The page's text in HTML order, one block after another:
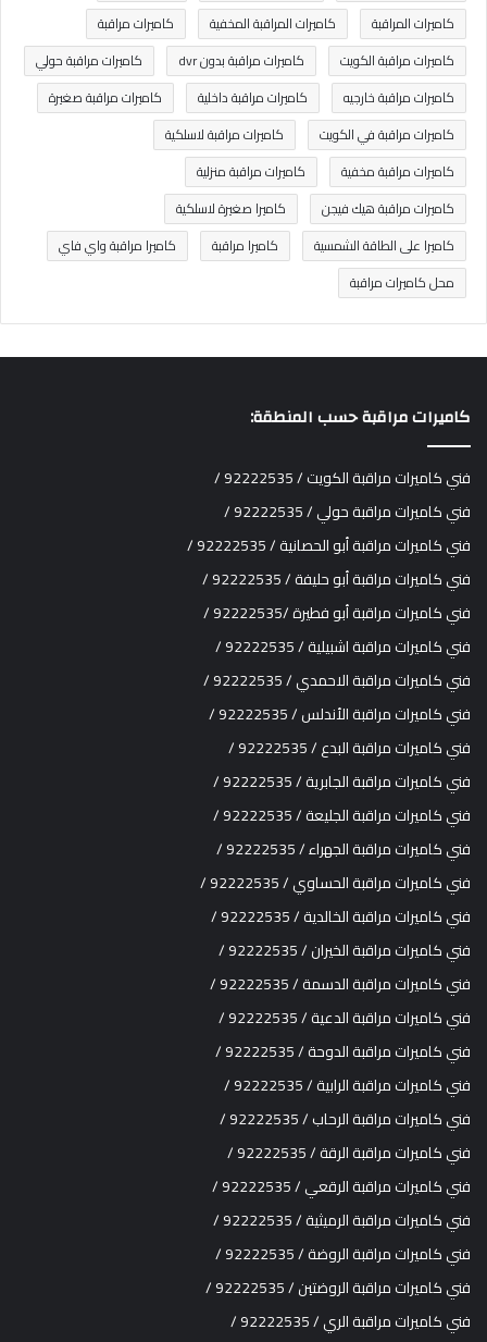
كاميرات المراقبة
كاميرات المراقبة المخفية
كاميرات مراقبة
كاميرات مراقبة الكويت
كاميرات مراقبة بدون dvr
كاميرات مراقبة حولي
كاميرات مراقبة خارجيه
كاميرات مراقبة داخلية
كاميرات مراقبة صغيرة
كاميرات مراقبة في الكويت
كاميرات مراقبة لاسلكية
كاميرات مراقبة مخفية
كاميرات مراقبة منزلية
كاميرات مراقبة هيك فيجن
كاميرا صغيرة لاسلكية
كاميرا على الطاقة الشمسية
كاميرا مراقبة
كاميرا مراقبة واي فاي
محل كاميرات مراقبة
كاميرات مراقبة حسب المنطقة:
فني كاميرات مراقبة الكويت / 92222535 /
فني كاميرات مراقبة حولي / 92222535 /
فني كاميرات مراقبة أبو الحصانية / 92222535 /
فني كاميرات مراقبة أبو حليفة / 92222535 /
فني كاميرات مراقبة أبو فطيرة /92222535 /
فني كاميرات مراقبة اشبيلية / 92222535 /
فني كاميرات مراقبة الاحمدي / 92222535 /
فني كاميرات مراقبة الأندلس / 92222535 /
فني كاميرات مراقبة البدع / 92222535 /
فني كاميرات مراقبة الجابرية / 92222535 /
فني كاميرات مراقبة الجليعة / 92222535 /
فني كاميرات مراقبة الجهراء / 92222535 /
فني كاميرات مراقبة الحساوي / 92222535 /
فني كاميرات مراقبة الخالدية / 92222535 /
فني كاميرات مراقبة الخيران / 92222535 /
فني كاميرات مراقبة الدسمة / 92222535 /
فني كاميرات مراقبة الدعية / 92222535 /
فني كاميرات مراقبة الدوحة / 92222535 /
فني كاميرات مراقبة الرابية / 92222535 /
فني كاميرات مراقبة الرحاب / 92222535 /
فني كاميرات مراقبة الرقة / 92222535 /
فني كاميرات مراقبة الرقعي / 92222535 /
فني كاميرات مراقبة الرميثية / 92222535 /
فني كاميرات مراقبة الروضة / 92222535 /
فني كاميرات مراقبة الروضتين / 92222535 /
فني كاميرات مراقبة الري / 92222535 /